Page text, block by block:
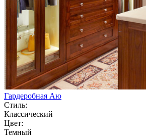
Гардеробная Аю
Стиль:
Классический
Цвет:
Темный